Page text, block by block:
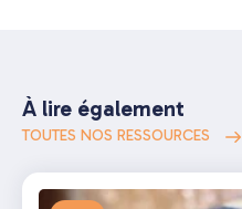
À lire également
TOUTES NOS RESSOURCES